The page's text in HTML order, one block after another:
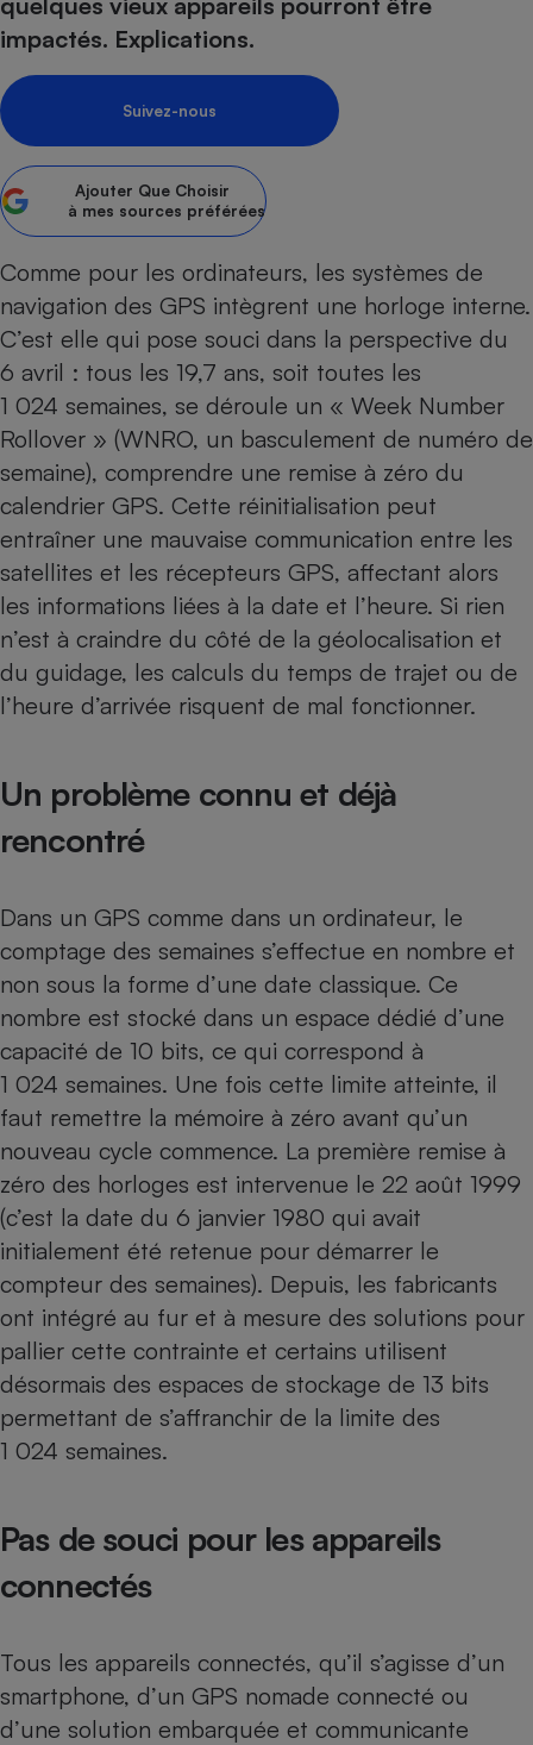
impactés. Explications.
Suivez-nous
Ajouter Que Choisir
à mes sources préférées
Comme pour les ordinateurs, les systèmes de
navigation des GPS intègrent une horloge interne.
C’est elle qui pose souci dans la perspective du
6 avril : tous les 19,7 ans, soit toutes les
1 024 semaines, se déroule un « Week Number
Rollover » (WNRO, un basculement de numéro de
semaine), comprendre une remise à zéro du
calendrier GPS. Cette réinitialisation peut
entraîner une mauvaise communication entre les
satellites et les récepteurs GPS, affectant alors
les informations liées à la date et l’heure. Si rien
n’est à craindre du côté de la géolocalisation et
du guidage, les calculs du temps de trajet ou de
l’heure d’arrivée risquent de mal fonctionner.
Un problème connu et déjà
rencontré
Dans un GPS comme dans un ordinateur, le
comptage des semaines s’effectue en nombre et
non sous la forme d’une date classique. Ce
nombre est stocké dans un espace dédié d’une
capacité de 10 bits, ce qui correspond à
1 024 semaines. Une fois cette limite atteinte, il
faut remettre la mémoire à zéro avant qu’un
nouveau cycle commence. La première remise à
zéro des horloges est intervenue le 22 août 1999
(c’est la date du 6 janvier 1980 qui avait
initialement été retenue pour démarrer le
compteur des semaines). Depuis, les fabricants
ont intégré au fur et à mesure des solutions pour
pallier cette contrainte et certains utilisent
désormais des espaces de stockage de 13 bits
permettant de s’affranchir de la limite des
1 024 semaines.
Pas de souci pour les appareils
connectés
Tous les appareils connectés, qu’il s’agisse d’un
smartphone, d’un GPS nomade connecté ou
d’une solution embarquée et communicante
Sécurité - Hygiène
Supermarché - Drive
Complément
alimentaire
Assurance
Epargne - Fiscalité
Mutuelle
Assurance emprunteur
Circulation routière
Pièce détachée
Moto
Comparateur auto
Comparatif
Comparatif aspirateur
Comparatif aspirateur
Comparatif cafetière
Comparatif robot cuiseur
Comparatif centrale
Gros électroménager
Petit électroménager -
Plaque de cuisson à
induction
Climatiseur -
Ventilateur
Comparatif casque audio
Comparatif ultrabook
Comparatif tablette
Image et son
Informatique
Internet
Téléphonie
Téléphone mobile -
Smartphone
Antivirus
Comparatif tondeuse
Aménagement
Bricolage - Jardinage
Chauffage
Produit d'entretien
Sécurité domestique
Radiateur électrique
Climatiseur -
Ventilateur
Maladie - Médecine -
Système de santé -
Mutuelle
Maison de retraite
Retraite
Choisir son fioul
Choisir son pellet
Comparateur assurance emprunteur
Tous les comparateurs
Toutes les cartes interactives
Speedtest - Testez le débit de votre
connexion Internet